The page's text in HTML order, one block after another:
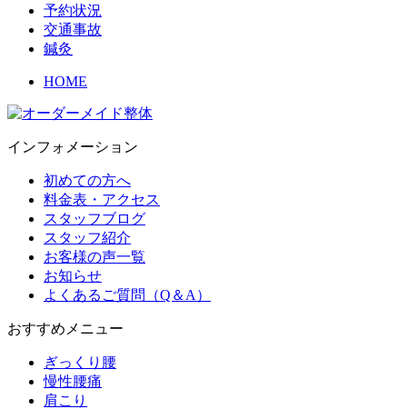
予約状況
交通事故
鍼灸
HOME
インフォメーション
初めての方へ
料金表・アクセス
スタッフブログ
スタッフ紹介
お客様の声一覧
お知らせ
よくあるご質問（Q＆A）
おすすめメニュー
ぎっくり腰
慢性腰痛
肩こり